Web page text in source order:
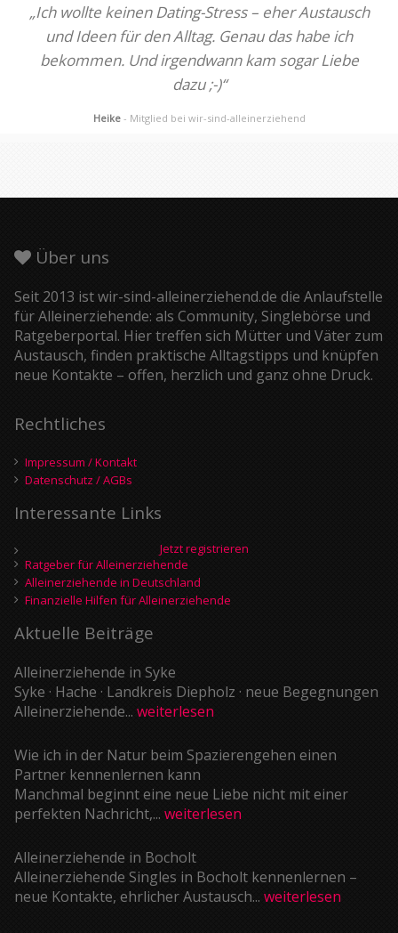
„Ich wollte keinen Dating-Stress – eher Austausch
und Ideen für den Alltag. Genau das habe ich
bekommen. Und irgendwann kam sogar Liebe
dazu ;-)“
Heike - Mitglied bei wir-sind-alleinerziehend
Über uns
Seit 2013 ist wir-sind-alleinerziehend.de die Anlaufstelle
für Alleinerziehende: als Community, Singlebörse und
Ratgeberportal. Hier treffen sich Mütter und Väter zum
Austausch, finden praktische Alltagstipps und knüpfen
neue Kontakte – offen, herzlich und ganz ohne Druck.
Rechtliches
Impressum / Kontakt
Datenschutz / AGBs
Interessante Links
Jetzt registrieren
Ratgeber für Alleinerziehende
Alleinerziehende in Deutschland
Finanzielle Hilfen für Alleinerziehende
Aktuelle Beiträge
Alleinerziehende in Syke
Syke · Hache · Landkreis Diepholz · neue Begegnungen
Alleinerziehende... weiterlesen
Wie ich in der Natur beim Spazierengehen einen
Partner kennenlernen kann
Manchmal beginnt eine neue Liebe nicht mit einer
perfekten Nachricht,... weiterlesen
Alleinerziehende in Bocholt
Alleinerziehende Singles in Bocholt kennenlernen –
neue Kontakte, ehrlicher Austausch... weiterlesen